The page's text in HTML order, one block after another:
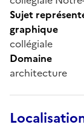
Sujet
graphique
collégiale
Domaine
architecture